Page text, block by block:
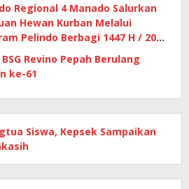
Regional 4 Manado Salurkan
Hewan Kurban Melalui
Pelindo Berbagi 1447 H / 2026
Revino Pepah Berulang
ke-61
Siswa, Kepsek Sampaikan